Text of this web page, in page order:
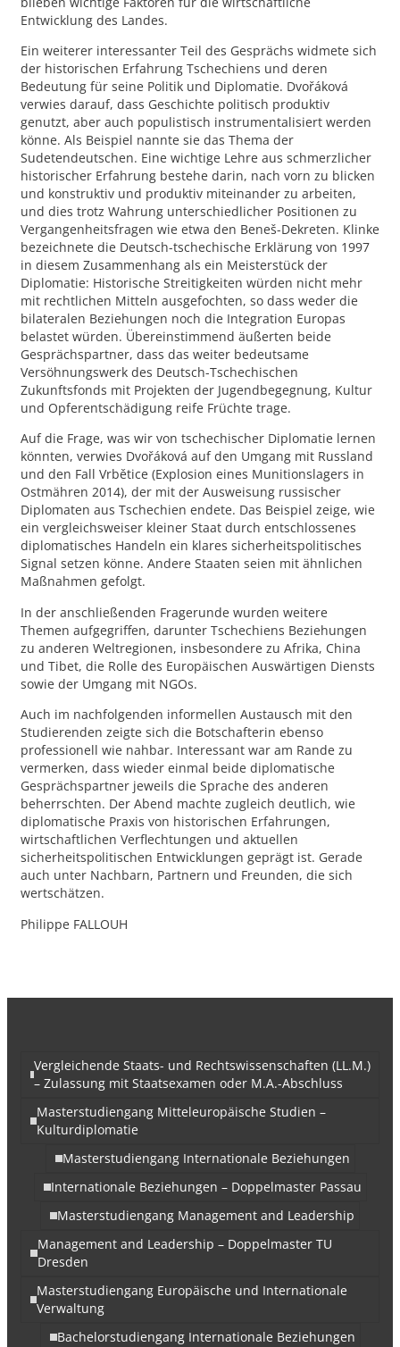
Entwicklung des Landes.
Ein weiterer interessanter Teil des Gesprächs widmete sich
der historischen Erfahrung Tschechiens und deren
Bedeutung für seine Politik und Diplomatie. Dvořáková
verwies darauf, dass Geschichte politisch produktiv
genutzt, aber auch populistisch instrumentalisiert werden
könne. Als Beispiel nannte sie das Thema der
Sudetendeutschen. Eine wichtige Lehre aus schmerzlicher
historischer Erfahrung bestehe darin, nach vorn zu blicken
und konstruktiv und produktiv miteinander zu arbeiten,
und dies trotz Wahrung unterschiedlicher Positionen zu
Vergangenheitsfragen wie etwa den Beneš-Dekreten. Klinke
bezeichnete die Deutsch-tschechische Erklärung von 1997
in diesem Zusammenhang als ein Meisterstück der
Diplomatie: Historische Streitigkeiten würden nicht mehr
mit rechtlichen Mitteln ausgefochten, so dass weder die
bilateralen Beziehungen noch die Integration Europas
belastet würden. Übereinstimmend äußerten beide
Gesprächspartner, dass das weiter bedeutsame
Versöhnungswerk des Deutsch-Tschechischen
Zukunftsfonds mit Projekten der Jugendbegegnung, Kultur
und Opferentschädigung reife Früchte trage.
Auf die Frage, was wir von tschechischer Diplomatie lernen
könnten, verwies Dvořáková auf den Umgang mit Russland
und den Fall Vrbětice (Explosion eines Munitionslagers in
Ostmähren 2014), der mit der Ausweisung russischer
Diplomaten aus Tschechien endete. Das Beispiel zeige, wie
ein vergleichsweiser kleiner Staat durch entschlossenes
diplomatisches Handeln ein klares sicherheitspolitisches
Signal setzen könne. Andere Staaten seien mit ähnlichen
Maßnahmen gefolgt.
In der anschließenden Fragerunde wurden weitere
Themen aufgegriffen, darunter Tschechiens Beziehungen
zu anderen Weltregionen, insbesondere zu Afrika, China
und Tibet, die Rolle des Europäischen Auswärtigen Diensts
sowie der Umgang mit NGOs.
Auch im nachfolgenden informellen Austausch mit den
Studierenden zeigte sich die Botschafterin ebenso
professionell wie nahbar. Interessant war am Rande zu
vermerken, dass wieder einmal beide diplomatische
Gesprächspartner jeweils die Sprache des anderen
beherrschten. Der Abend machte zugleich deutlich, wie
diplomatische Praxis von historischen Erfahrungen,
wirtschaftlichen Verflechtungen und aktuellen
sicherheitspolitischen Entwicklungen geprägt ist. Gerade
auch unter Nachbarn, Partnern und Freunden, die sich
wertschätzen.
Philippe FALLOUH
Vergleichende Staats- und Rechtswissenschaften (LL.M.)
– Zulassung mit Staatsexamen oder M.A.-Abschluss
Masterstudiengang Mitteleuropäische Studien –
Kulturdiplomatie
Masterstudiengang Internationale Beziehungen
Internationale Beziehungen – Doppelmaster Passau
Masterstudiengang Management and Leadership
Management and Leadership – Doppelmaster TU
Dresden
Masterstudiengang Europäische und Internationale
Verwaltung
Bachelorstudiengang Internationale Beziehungen